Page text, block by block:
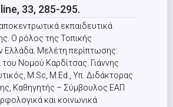
33, 285-295.
εκπαιδευτικά
Ο ρόλος της Τοπικής
Ελλάδα. Μελέτη περίπτωσης:
του Νομού Καρδίτσας. Γιάννης
M.Sc, M.Εd., Υπ. Διδάκτορας
Καθηγητής – Σύμβουλος ΕΑΠ
και κοινωνικά